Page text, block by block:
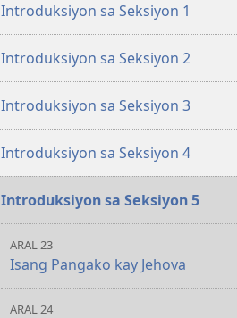
Matututuhan
Mo
sa
Bibliya
Matututuhan
Mo
sa
Bibliya
Introduksiyon sa Seksiyon 1
Introduksiyon sa Seksiyon 2
Introduksiyon sa Seksiyon 3
Introduksiyon sa Seksiyon 4
Introduksiyon sa Seksiyon 5
ARAL 23
Isang Pangako kay Jehova
ARAL 24